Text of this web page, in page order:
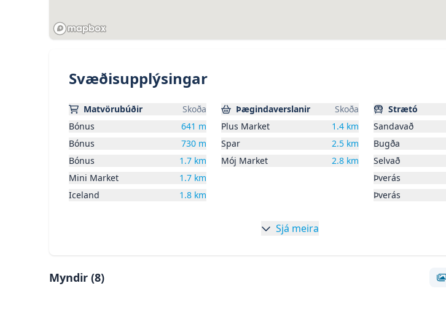
Svæðisupplýsingar
Matvörubúðir
Skoða
Bónus
641 m
Bónus
730 m
Bónus
1.7 km
Mini Market
1.7 km
Iceland
1.8 km
Þægindaverslanir
Skoða
Plus Market
1.4 km
Spar
2.5 km
Mój Market
2.8 km
Strætó
Sandavað
Bugða
Selvað
Þverás
Þverás
Sjá meira
Myndir (8)